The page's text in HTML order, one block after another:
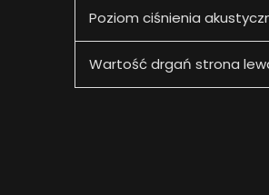
Poziom ciśnienia
Wartość drgań strona